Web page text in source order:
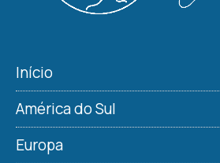
Início
América do Sul
Europa